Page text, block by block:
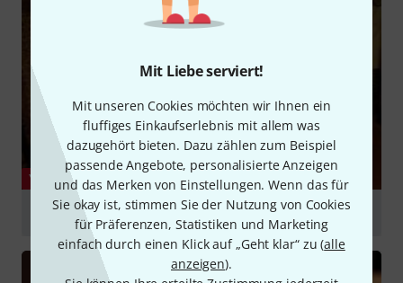
Mit Liebe serviert!
Mit unseren Cookies möchten wir Ihnen ein
fluffiges Einkaufserlebnis mit allem was
dazugehört bieten. Dazu zählen zum Beispiel
passende Angebote, personalisierte Anzeigen
und das Merken von Einstellungen. Wenn das für
Sie okay ist, stimmen Sie der Nutzung von Cookies
für Präferenzen, Statistiken und Marketing
einfach durch einen Klick auf „Geht klar“ zu (alle
anzeigen).
YOUTUBE
Godin multi-oud review part 1
abspielen